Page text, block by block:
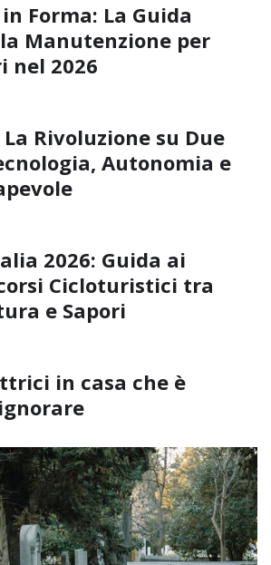
Forma: La Guida
Manutenzione per
nel 2026
La Rivoluzione su Due
Autonomia e
2026: Guida ai
Cicloturistici tra
e Sapori
in casa che è